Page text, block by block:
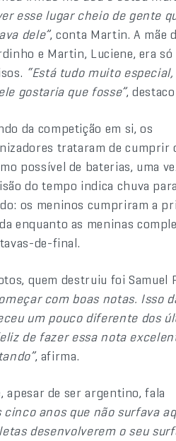
esse lugar cheio de gente
dele”, conta Martin. A mãe
e Martin, Luciene, era só
“Está tudo muito
gostaria que fosse”,
da competição em si, os
trataram de cumprir
possível de baterias, uma
do tempo indica chuva
os meninos cumpriram a
enquanto as meninas
de-final.
quem destruiu foi Samuel
com boas notas. Isso
um pouco diferente dos
de fazer essa nota
, afirma.
apesar de ser argentino, fala
cinco anos que não surfava
desenvolverem o seu